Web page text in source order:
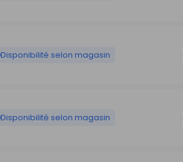
Disponibilité selon magasin
Disponibilité selon magasin